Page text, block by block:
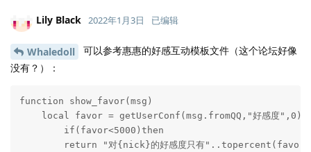
Lily Black 2022年1月3日 已编辑
Whaledoll
可以参考惠惠的好感互动模板文件（这个论坛好像
没有？）：
function show_favor(msg)
    local favor = getUserConf(msg.fromQQ,"好感度",0)